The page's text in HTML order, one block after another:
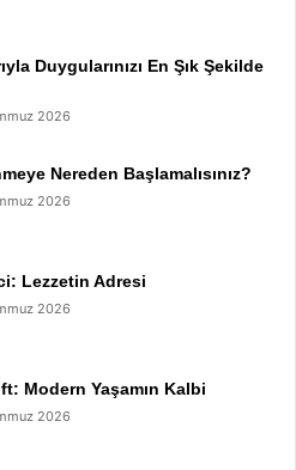
Duygularınızı En Şık Şekilde
2026
Nereden Başlamalısınız?
2026
Lezzetin Adresi
2026
Modern Yaşamın Kalbi
2026